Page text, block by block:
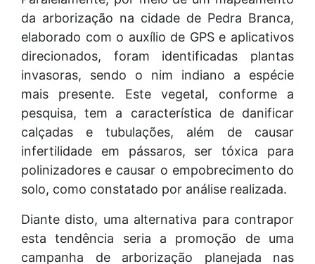
da arborização na cidade de Pedra Branca,
elaborado com o auxílio de GPS e aplicativos
direcionados, foram identificadas plantas
invasoras, sendo o nim indiano a espécie
mais presente. Este vegetal, conforme a
pesquisa, tem a característica de danificar
calçadas e tubulações, além de causar
infertilidade em pássaros, ser tóxica para
polinizadores e causar o empobrecimento do
solo, como constatado por análise realizada.
Diante disto, uma alternativa para contrapor
esta tendência seria a promoção de uma
campanha de arborização planejada nas